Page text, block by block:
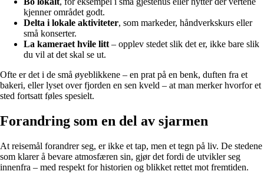
kjenner området godt.
Delta i lokale aktiviteter, som markeder, håndverkskurs eller
små konserter.
La kameraet hvile litt – opplev stedet slik det er, ikke bare slik
du vil at det skal se ut.
Ofte er det i de små øyeblikkene – en prat på en benk, duften fra et
bakeri, eller lyset over fjorden en sen kveld – at man merker hvorfor et
sted fortsatt føles spesielt.
Forandring som en del av sjarmen
At reisemål forandrer seg, er ikke et tap, men et tegn på liv. De stedene
som klarer å bevare atmosfæren sin, gjør det fordi de utvikler seg
innenfra – med respekt for historien og blikket rettet mot fremtiden.